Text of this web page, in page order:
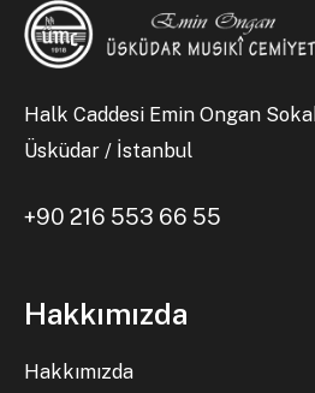
Halk Caddesi Emin Ongan
Üsküdar / İstanbul
+90 216 553 66 55
Hakkımızda
Hakkımızda